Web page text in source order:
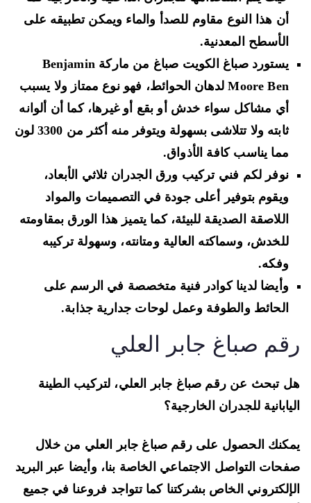
أن هذا النوع مقاوم للصدأ والماء ويمكن تطبيقه على
الأسطح المعدنية.
يستورد صباغ الكويت صباغ من ماركة Benjamin
Moore Ben لدهان الحوائط، فهو نوع ممتاز ولا يسبب
أي مشاكل سواء خدش أو بقع أو غيرها، كما أن ألوانه
ثابته ولا تتلاشى بسهولة ويتوفر منه أكثر من 3300 لون
مما يناسب كافة الأذواق.
نوفر لكم فني تركيب ورق الجدران ثلاثي الأبعاد،
ويقوم بتوفير أعلى جودة في التصميمات والمواد
اللاصقة الصديقة للبيئة، كما يتميز هذا الورق بمقاومته
للخدش، وسماكته العالية ومتانته، وسهولة تركيبه
وفكه.
وأيضا لدينا كوادر فنية متخصصة في الرسم على
الحائط والطوفة وعمل لوحات جدارية جذابة.
صباغ جابر العلي
تبحث عن رقم صباغ جابر العلي، لتركيب الطينة
للجدران الخارجية؟
الحصول على رقم صباغ جابر العلي من خلال
التواصل الاجتماعي الخاصة بنا، وأيضا عبر البريد
الخاص بشركتنا كما تتواجد فروعنا في جميع